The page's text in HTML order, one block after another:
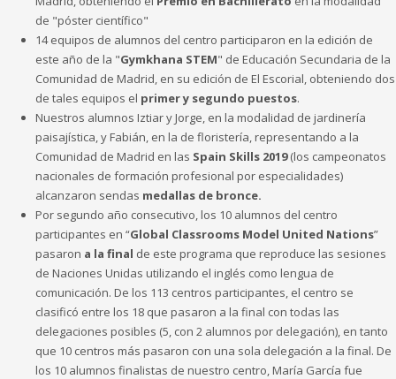
de "póster científico"
14 equipos de alumnos del centro participaron en la edición de
este año de la "Gymkhana STEM" de Educación Secundaria de la
Comunidad de Madrid, en su edición de El Escorial, obteniendo dos
de tales equipos el primer y segundo puestos.
Nuestros alumnos Iztiar y Jorge, en la modalidad de jardinería
paisajística, y Fabián, en la de floristería, representando a la
Comunidad de Madrid en las Spain Skills 2019(los campeonatos
nacionales de formación profesional por especialidades)
alcanzaron sendas medallas de bronce.
Por segundo año consecutivo, los 10 alumnos del centro
participantes en “Global Classrooms Model United Nations”
pasaron a la final de este programa que reproduce las sesiones
de Naciones Unidas utilizando el inglés como lengua de
comunicación. De los 113 centros participantes, el centro se
clasificó entre los 18 que pasaron a la final con todas las
delegaciones posibles (5, con 2 alumnos por delegación), en tanto
que 10 centros más pasaron con una sola delegación a la final. De
los 10 alumnos finalistas de nuestro centro, María García fue